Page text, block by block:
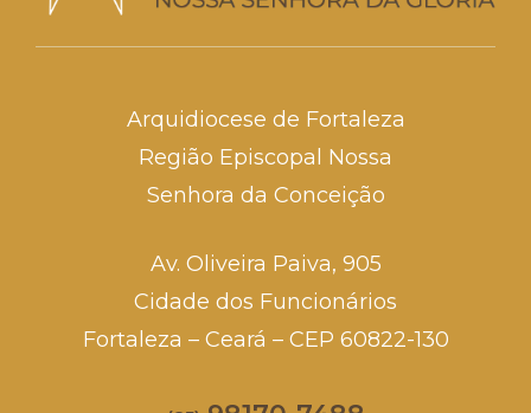
Arquidiocese de Fortaleza
Região Episcopal Nossa
Senhora da Conceição
Av. Oliveira Paiva, 905
Cidade dos Funcionários
Fortaleza – Ceará – CEP 60822-130